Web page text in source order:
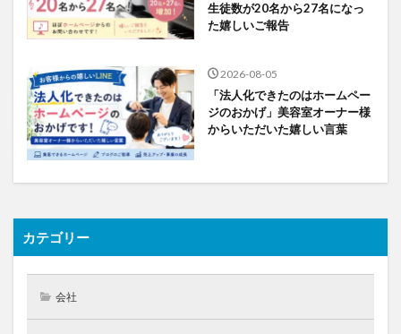
生徒数が20名から27名になっ
た嬉しいご報告
2026-08-05
「法人化できたのはホームペー
ジのおかげ」美容室オーナー様
からいただいた嬉しい言葉
カテゴリー
会社